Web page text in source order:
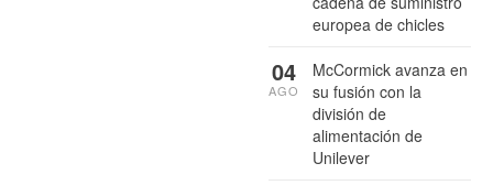
europea de chicles
McCormick avanza en
su fusión con la
división de
alimentación de
Unilever
04
AGO